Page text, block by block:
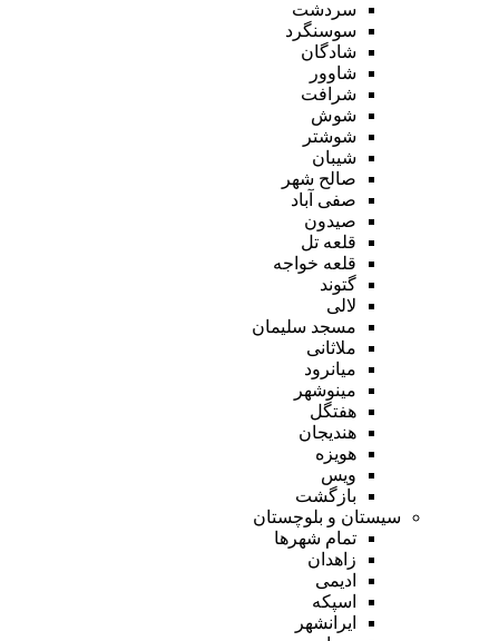
سردشت
سوسنگرد
شادگان
شاوور
شرافت
شوش
شوشتر
شیبان
صالح شهر
صفی آباد
صیدون
قلعه تل
قلعه خواجه
گتوند
لالی
مسجد سلیمان
ملاثانی
میانرود
مینوشهر
هفتگل
هندیجان
هویزه
ویس
بازگشت
سیستان و بلوچستان
تمام شهر‌ها
زاهدان
ادیمی
اسپکه
ایرانشهر